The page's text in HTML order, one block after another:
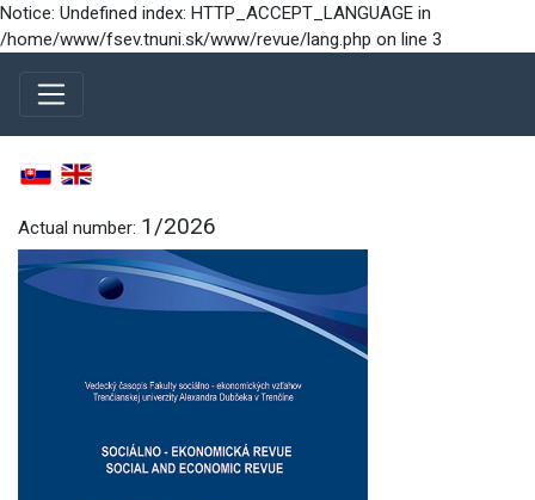
Notice: Undefined index: HTTP_ACCEPT_LANGUAGE in
/home/www/fsev.tnuni.sk/www/revue/lang.php on line 3
Actual number: 1/2026